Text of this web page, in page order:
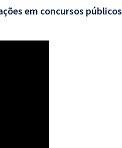
em concursos públicos